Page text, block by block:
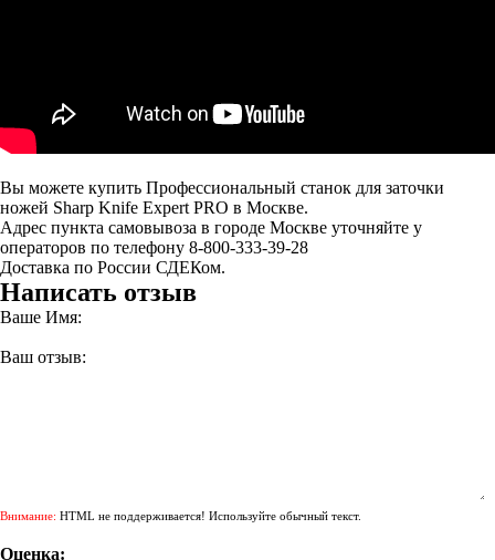
Вы можете купить Профессиональный станок для заточки
ножей Sharp Knife Expert PRO в Москве.
Адрес пункта самовывоза в городе Москве уточняйте у
операторов по телефону 8-800-333-39-28
Доставка по России СДЕКом.
Написать отзыв
Ваше Имя:
Ваш отзыв:
Внимание: HTML не поддерживается! Используйте обычный текст.
Оценка: